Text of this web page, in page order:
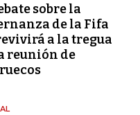
sobre la
de la Fifa
a la tregua
reunión de